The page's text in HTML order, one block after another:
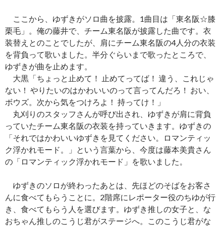
ここから、ゆずきがソロ曲を披露。1曲目は「東名阪☆膝
栗毛」。俺の藤井で、チーム東名阪が披露した曲です。衣
装替えとのことでしたが、肩にチーム東名阪の4人分の衣装
を背負って歌いました。半分ぐらいまで歌ったところで、
ゆずきが曲を止めます。
大黒「ちょっと止めて！ 止めてってば！ 違う、これじゃ
ない！ やりたいのはかわいいのって言ってんだろ！ おい、
ボウズ。次から気をつけろよ！ 持ってけ！」
丸刈りのスタッフさんが呼び出され、ゆずきが肩に背負
っていたチーム東名阪の衣装を持っていきます。ゆずきの
「それではかわいいゆずきを見てください。ロマンティッ
ク浮かれモード。」という言葉から、今度は藤本美貴さん
の「ロマンティック浮かれモード」を歌いました。
ゆずきのソロが終わったあとは、先ほどのそばをお客さ
んに食べてもらうことに。2階席にレポーター役のちゆが行
き、食べてもらう人を選びます。ゆずき推しの女子と、な
おちゃん推しのこうじ君がステージへ。このこうじ君がな